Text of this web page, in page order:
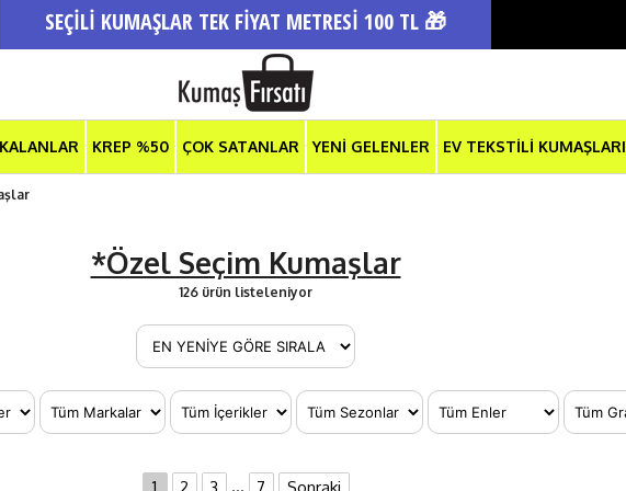
SEÇİLİ KUMAŞLAR TEK FİYAT METRESİ 100 TL 🎁
KREP %50 ÇOK SATANLAR YENİ GELENLER EV TEKSTİLİ KUMAŞLARI
*Özel Seçim Kumaşlar
126 ürün listeleniyor
...